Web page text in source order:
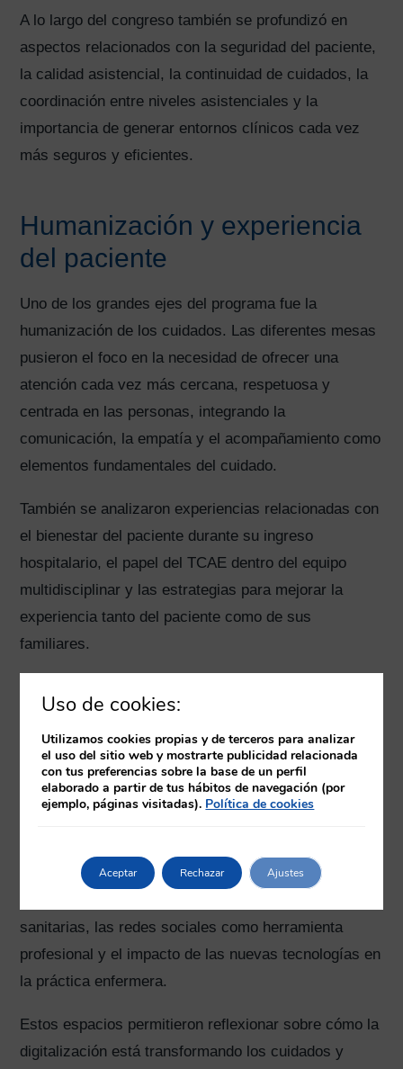
A lo largo del congreso también se profundizó en
aspectos relacionados con la seguridad del paciente,
la calidad asistencial, la continuidad de cuidados, la
coordinación entre niveles asistenciales y la
importancia de generar entornos clínicos cada vez
más seguros y eficientes.
Humanización y experiencia
del paciente
Uno de los grandes ejes del programa fue la
humanización de los cuidados. Las diferentes mesas
pusieron el foco en la necesidad de ofrecer una
atención cada vez más cercana, respetuosa y
centrada en las personas, integrando la
comunicación, la empatía y el acompañamiento como
elementos fundamentales del cuidado.
También se analizaron experiencias relacionadas con
el bienestar del paciente durante su ingreso
hospitalario, el papel del TCAE dentro del equipo
multidisciplinar y las estrategias para mejorar la
experiencia tanto del paciente como de sus
familiares.
Innovación y transformación
digital
La innovación ocupó un lugar protagonista durante
aplicada a la salud, la historia clínica electrónica, la
sanitarias, las redes sociales como herramienta
profesional y el impacto de las nuevas tecnologías en
la práctica enfermera.
Estos espacios permitieron reflexionar sobre cómo la
digitalización está transformando los cuidados y
Uso de cookies:
Utilizamos cookies propias y de terceros para analizar
el uso del sitio web y mostrarte publicidad relacionada
con tus preferencias sobre la base de un perfil
elaborado a partir de tus hábitos de navegación (por
ejemplo, páginas visitadas). Política de cookies
Aceptar Rechazar Ajustes